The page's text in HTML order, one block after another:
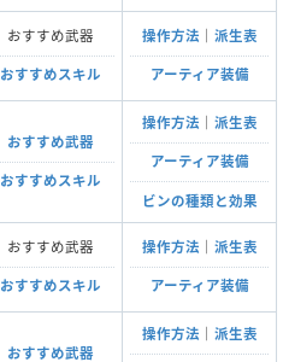
おすすめ武器
おすすめスキル
操作方法 派生表
アーティア装備
おすすめ武器
おすすめスキル
操作方法 派生表
アーティア装備
ビンの種類と効果
おすすめ武器
おすすめスキル
操作方法 派生表
アーティア装備
おすすめ武器
操作方法 派生表